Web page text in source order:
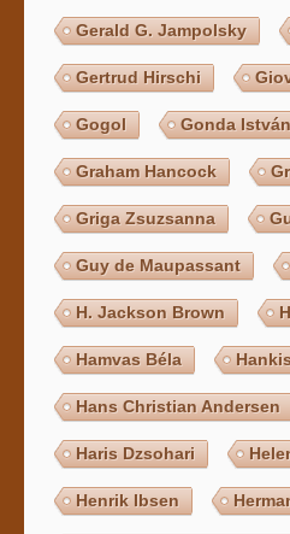
Gerald G. Jampolsky
Gertrud Hirschi
Gogol Gonda István
Graham Hancock
Griga Zsuzsanna
Guy de Maupassant
H. Jackson Brown
Hamvas Béla
Hans Christian Andersen
Haris Dzsohari
Henrik Ibsen